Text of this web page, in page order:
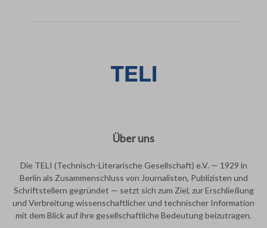
Über uns
Die TELI (Technisch-Literarische Gesellschaft) e.V. — 1929 in
Berlin als Zusammenschluss von Journalisten, Publizisten und
Schriftstellern gegründet — setzt sich zum Ziel, zur Erschließung
und Verbreitung wissenschaftlicher und technischer Information
mit dem Blick auf ihre gesellschaftliche Bedeutung beizutragen.